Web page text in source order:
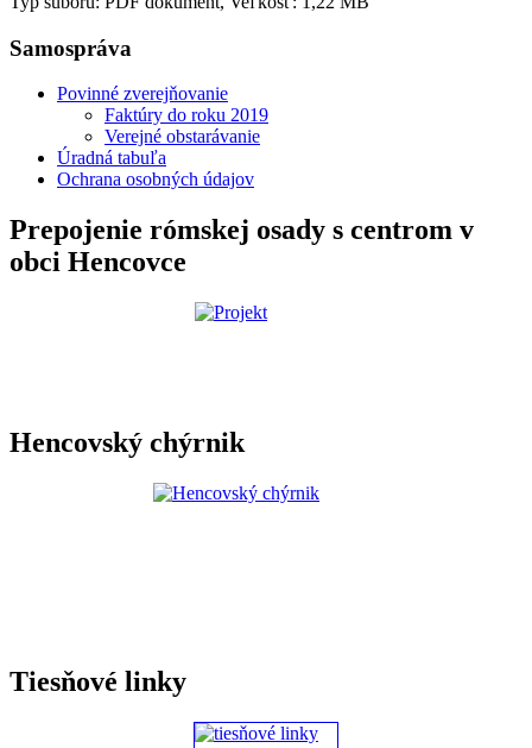
Samospráva
Povinné zverejňovanie
Faktúry do roku 2019
Verejné obstarávanie
Úradná tabuľa
Ochrana osobných údajov
Prepojenie rómskej osady s centrom v
obci Hencovce
Hencovský chýrnik
Tiesňové linky